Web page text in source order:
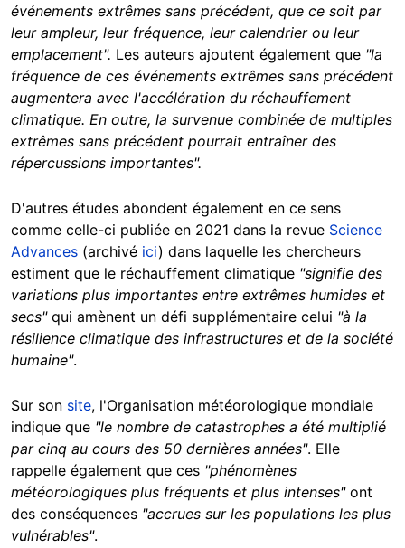
événements extrêmes sans précédent, que ce soit par
leur ampleur, leur fréquence, leur calendrier ou leur
emplacement". Les auteurs ajoutent également que "la
fréquence de ces événements extrêmes sans précédent
augmentera avec l'accélération du réchauffement
climatique. En outre, la survenue combinée de multiples
extrêmes sans précédent pourrait entraîner des
répercussions importantes".
D'autres études abondent également en ce sens
comme celle-ci publiée en 2021 dans la revue Science
Advances (archivé ici) dans laquelle les chercheurs
estiment que le réchauffement climatique "signifie des
variations plus importantes entre extrêmes humides et
secs"qui amènent un défi supplémentaire celui "à la
résilience climatique des infrastructures et de la société
humaine".
Sur son site, l'Organisation météorologique mondiale
indique que "le nombre de catastrophes a été multiplié
par cinq au cours des 50 dernières années". Elle
rappelle également que ces "phénomènes
météorologiques plus fréquents et plus intenses"ont
des conséquences "accrues sur les populations les plus
vulnérables".